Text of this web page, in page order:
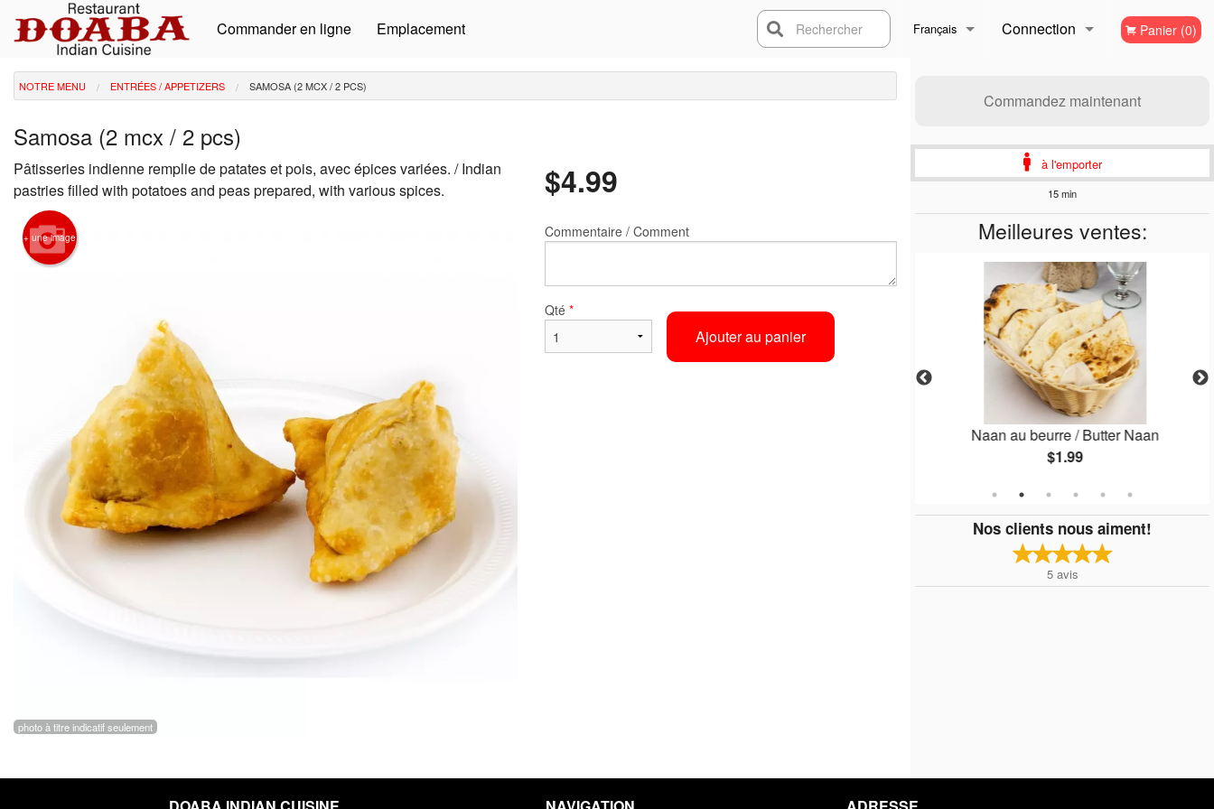
Commander en ligne Emplacement Français
English
Connection Panier (0)
Rechercher
Commandez maintenant
à l'emporter
15 min
Meilleures ventes:
Naan ordinaire / Plain Naan
Naan au beurre / Butter Naan
$1.99
Nos clients nous aiment!
5 avis
NOTRE MENU ENTRÉES / APPETIZERS SAMOSA (2 MCX / 2 PCS)
Samosa (2 mcx / 2 pcs)
Pâtisseries indienne remplie de patates et pois, avec épices variées. / Indian
pastries filled with potatoes and peas prepared, with various spices.
+ une image
photo à titre indicatif seulement
$4.99
Commentaire / Comment
Qté *
Ajouter au panier